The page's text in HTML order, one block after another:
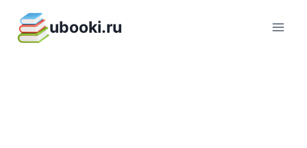
содержимому
ubooki.ru